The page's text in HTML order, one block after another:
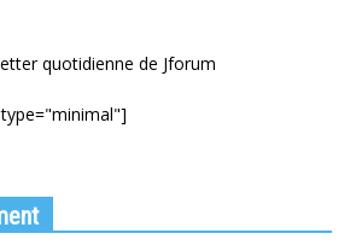
quotidienne de Jforum